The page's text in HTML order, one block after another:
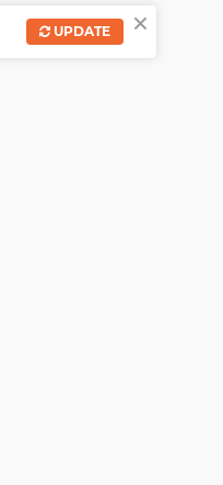
×
UPDATE